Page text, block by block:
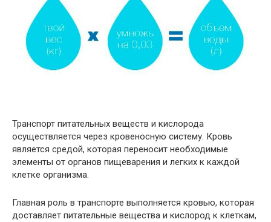
Транспорт питательных веществ и кислорода
осуществляется через кровеносную систему. Кровь
является средой, которая переносит необходимые
элементы от органов пищеварения и легких к каждой
клетке организма.
Главная роль в транспорте выполняется кровью, которая
доставляет питательные вещества и кислород к клеткам,